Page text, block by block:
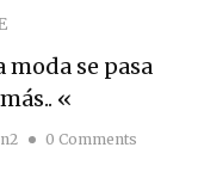
moda se pasa
«
0 Comments